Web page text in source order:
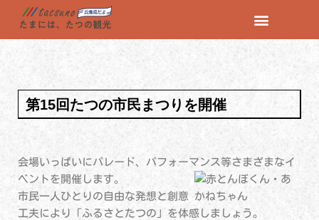
コ
ン
へ
キ
ッ
プ
第15回たつの市民まつりを開催
会場いっぱいにパレード、パフォーマンス等さまざまなイ
ベントを開催します。
市民一人ひとりの自由な発想と創意
工夫により「ふるさとたつの」を体感しましょう。